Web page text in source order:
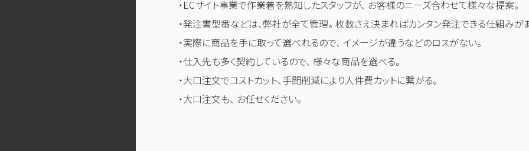
・ECサイト事業で作業着を熟知したスタッフが、 お客様のニーズ合わせて様々な提案。
・発注書型番などは、弊社が全て管理。 枚数さえ決まればカンタン発注できる仕組みが
・実際に商品を手に取って選べれるので、 イメージが違うなどのロスがない。
・仕入先も多く契約しているので、 様々な商品を選べる。
・大口注文でコストカット、手間削減により人件費カットに繋がる。
・大口注文も、 お任せください。